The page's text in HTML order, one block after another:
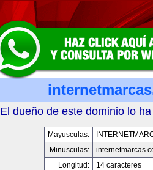
El dueño de este dominio lo
Mayusculas:
Minusculas:
Longitud:
14 caracteres